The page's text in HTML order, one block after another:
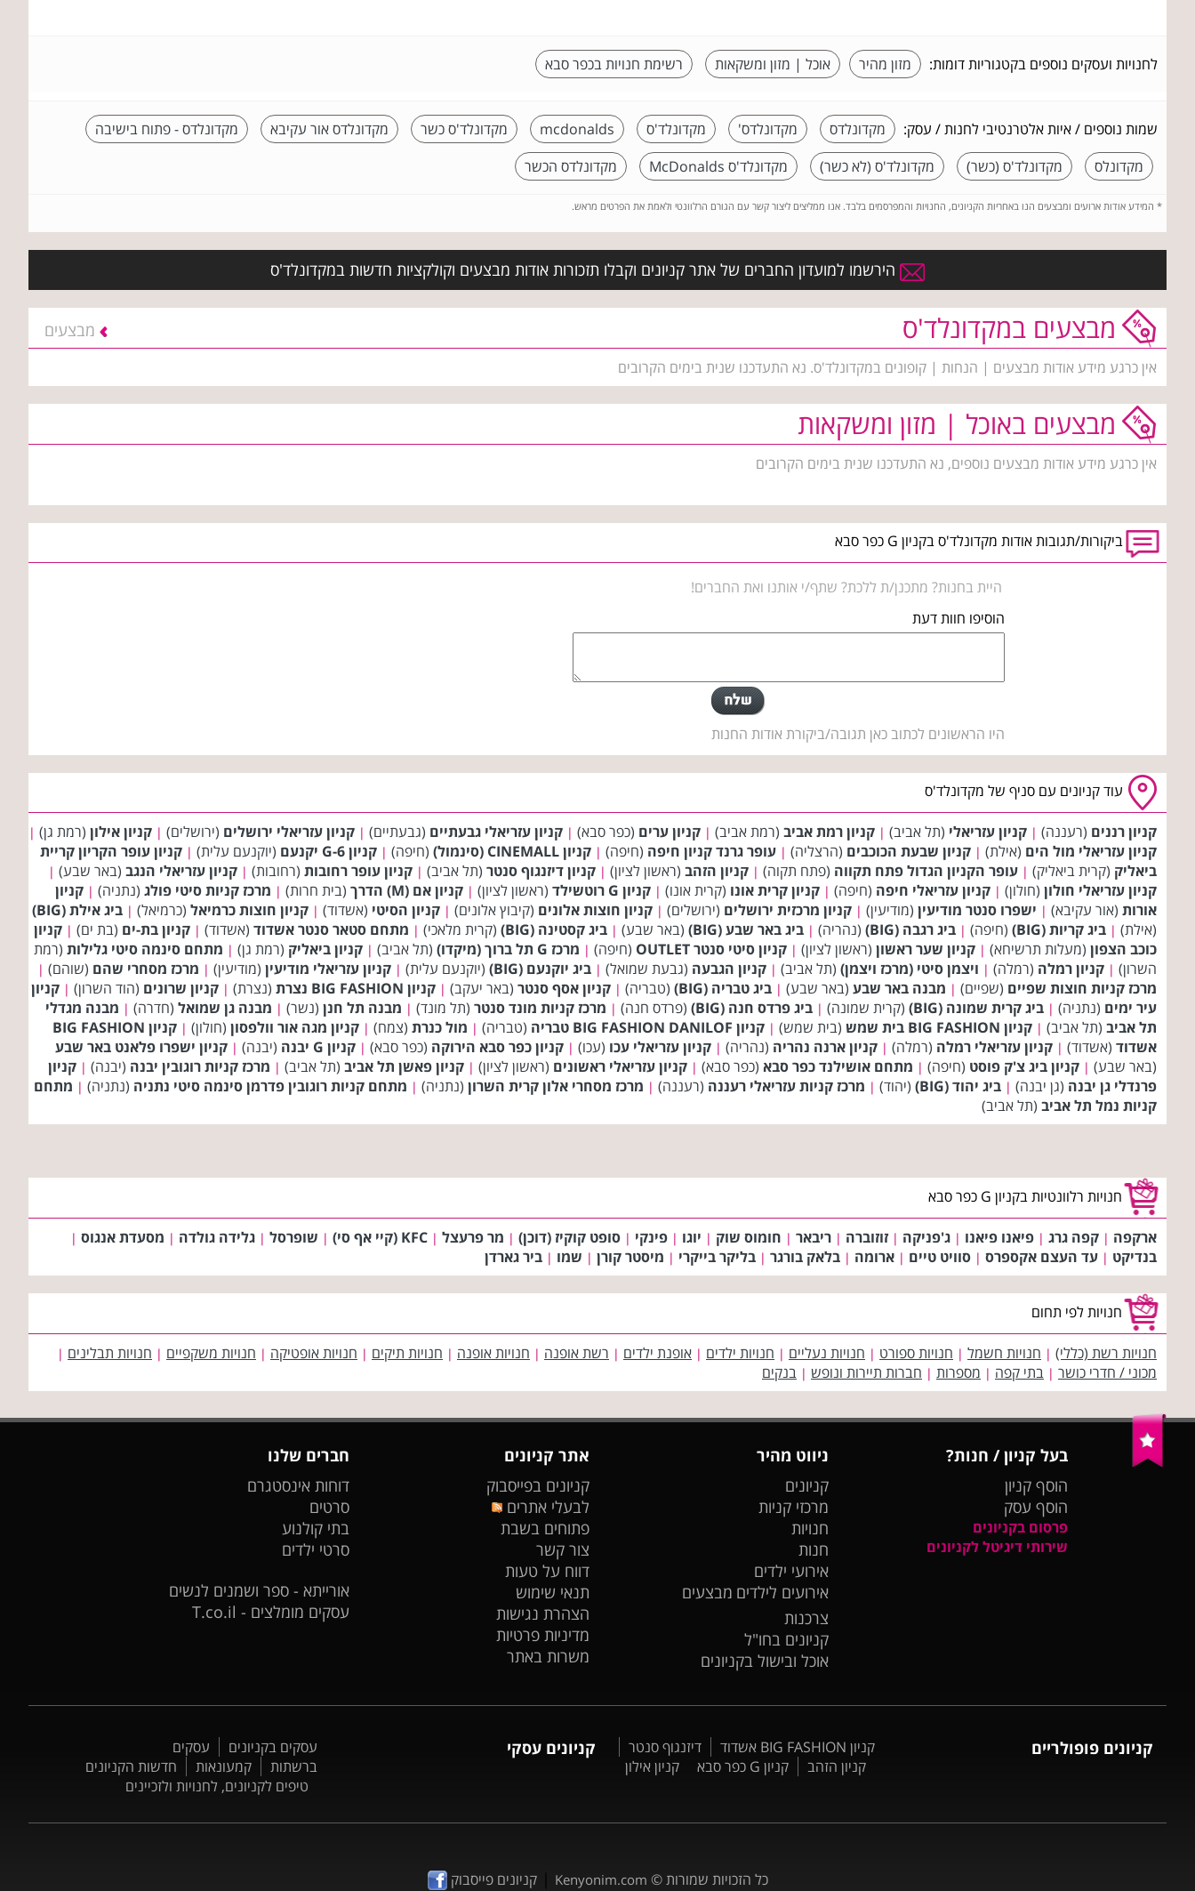
לחנויות ועסקים נוספים בקטגוריות דומות: מזון מהיר אוכל | מזון ומשקאות רשימת חנויות בכפר סבא
שמות נוספים / איות אלטרנטיבי לחנות / עסק: מקדונלדס מקדונלדס' מקדונלד'ס mcdonalds מקדונלד'ס כשר מקדונלדס אור עקיבא
מקדונלדס - פתוח בישיבה
מקדונלס
מקדונלד'ס (כשר) מקדונלד'ס (לא כשר) מקדונלד'ס McDonalds מקדונלדס הכשר
* המידע אודות ארועים ומבצעים הנו באחריות הקניונים, החנויות והמפרסמים בלבד. אנו ממליצים ליצור קשר עם הגורם הרלוונטי ולאמת את הפרטים מראש.
הירשמו למועדון החברים של אתר קניונים וקבלו תזכורות אודות מבצעים וקולקציות חדשות במקדונלד'ס
מבצעים במקדונלד'ס מבצעים
אין כרגע מידע אודות מבצעים | הנחות | קופונים במקדונלד'ס. נא התעדכנו שנית בימים הקרובים
מבצעים באוכל | מזון ומשקאות
אין כרגע מידע אודות מבצעים נוספים, נא התעדכנו שנית בימים הקרובים
ביקורות/תגובות אודות מקדונלד'ס בקניון G כפר סבא
היית בחנות? מתכנן/ת ללכת? שתף/י אותנו ואת החברים!
הוסיפו חוות דעת
היו הראשונים לכתוב כאן תגובה/ביקורת אודות החנות
עוד קניונים עם סניף של מקדונלד'ס
קניון רננים (רעננה) | קניון עזריאלי (תל אביב) | קניון רמת אביב (רמת אביב) | קניון ערים (כפר סבא) | קניון עזריאלי גבעתיים (גבעתיים) | קניון עזריאלי ירושלים (ירושלים) | קניון אילון (רמת גן) |
קניון עזריאלי מול הים (אילת) | קניון שבעת הכוכבים (הרצליה) | עופר גרנד קניון חיפה (חיפה) | קניון CINEMALL (סינמול) (חיפה) | קניון G-6 יקנעם (יוקנעם עלית) | קניון עופר הקריון קריית
ביאליק (קרית ביאליק) | עופר הקניון הגדול פתח תקווה (פתח תקוה) | קניון הזהב (ראשון לציון) | קניון דיזנגוף סנטר (תל אביב) | קניון עופר רחובות (רחובות) | קניון עזריאלי הנגב (באר שבע) |
קניון עזריאלי חולון (חולון) | קניון עזריאלי חיפה (חיפה) | קניון קרית אונו (קרית אונו) | קניון G רוטשילד (ראשון לציון) | קניון אם (M) הדרך (בית חרות) | מרכז קניות סיטי פולג (נתניה) | קניון
אורות (אור עקיבא) | ישפרו סנטר מודיעין (מודיעין) | קניון מרכזית ירושלים (ירושלים) | קניון חוצות אלונים (קיבוץ אלונים) | קניון הסיטי (אשדוד) | קניון חוצות כרמיאל (כרמיאל) | ביג אילת (BIG)
(אילת) | ביג קריות (BIG) (חיפה) | ביג רגבה (BIG) (נהריה) | ביג באר שבע (BIG) (באר שבע) | ביג קסטינה (BIG) (קרית מלאכי) | מתחם סטאר סנטר אשדוד (אשדוד) | קניון בת-ים (בת ים) | קניון
כוכב הצפון (מעלות תרשיחא) | קניון שער ראשון (ראשון לציון) | קניון סיטי סנטר OUTLET (חיפה) | מרכז G תל ברוך (מיקדו) (תל אביב) | קניון ביאליק (רמת גן) | מתחם סינמה סיטי גלילות (רמת
השרון) | קניון רמלה (רמלה) | ויצמן סיטי (מרכז ויצמן) (תל אביב) | קניון הגבעה (גבעת שמואל) | ביג יוקנעם (BIG) (יוקנעם עלית) | קניון עזריאלי מודיעין (מודיעין) | מרכז מסחרי שהם (שוהם) |
מרכז קניות חוצות שפיים (שפיים) | מבנה באר שבע (באר שבע) | ביג טבריה (BIG) (טבריה) | קניון אסף סנטר (באר יעקב) | קניון BIG FASHION נצרת (נצרת) | קניון שרונים (הוד השרון) | קניון
עיר ימים (נתניה) | ביג קרית שמונה (BIG) (קרית שמונה) | ביג פרדס חנה (BIG) (פרדס חנה) | מרכז קניות מונד סנטר (תל מונד) | מבנה תל חנן (נשר) | מבנה גן שמואל (חדרה) | מבנה מגדלי
תל אביב (תל אביב) | קניון BIG FASHION בית שמש (בית שמש) | קניון BIG FASHION DANILOF טבריה (טבריה) | מול כנרת (צמח) | קניון מגה אור וולפסון (חולון) |
קניון BIG FASHION
אשדוד (אשדוד) | קניון עזריאלי רמלה (רמלה) | קניון ארנה נהריה (נהריה) | קניון עזריאלי עכו (עכו) | קניון כפר סבא הירוקה (כפר סבא) | קניון G יבנה (יבנה) | קניון ישפרו פלאנט באר שבע
(באר שבע) | קניון ביג צ'ק פוסט (חיפה) | מתחם אושילנד כפר סבא (כפר סבא) | קניון עזריאלי ראשונים (ראשון לציון) | קניון פאשן תל אביב (תל אביב) | מרכז קניות רוגובין יבנה (יבנה) | קניון
פרנדלי גן יבנה (גן יבנה) | ביג יהוד (BIG) (יהוד) | מרכז קניות עזריאלי רעננה (רעננה) | מרכז מסחרי אלון קרית השרון (נתניה) | מתחם קניות רוגובין פדרמן סינמה סיטי נתניה (נתניה) | מתחם
קניות נמל תל אביב (תל אביב)
חנויות רלוונטיות בקניון G כפר סבא
ארקפה | קפה גרג | פיאנו פיאנו | ג'פניקה | זוזוברה | ריבאר | חומוס שוק | יוגו | פינקי | סופט קוקיז (דוכן) | מר פרעצל | KFC (קיי אף סי) | שופרסל | גלידה גולדה | מסעדת אנגוס |
בנדיקט | עד העצם אקספרס | סוויט טיים | ארומה | בלאק בורגר | בליקר בייקרי | מיסטר קורן | שמו | ביר גארדן
חנויות לפי תחום
חנויות רשת (כללי) | חנויות חשמל | חנויות ספורט | חנויות נעליים | חנויות ילדים | אופנת ילדים | רשת אופנה | חנויות אופנה | חנויות תיקים | חנויות אופטיקה | חנויות משקפיים | חנויות תבלינים |
מכוני / חדרי כושר | בתי קפה | מספרות | חברות תיירות ונופש | בנקים
בעל קניון / חנות?
הוסף קניון
הוסף עסק
פרסום בקניונים
שירותי דיגיטל לקניונים
ניווט מהיר
קניונים
מרכזי קניות
חנויות
חנות
אירועי ילדים
אירועים לילדים מבצעים
צרכנות
קניונים בחו"ל
אוכל ובישול בקניונים
אתר קניונים
קניונים בפייסבוק
לבעלי אתרים
פתוחים בשבת
צור קשר
דווח על טעות
תנאי שימוש
הצהרת נגישות
מדיניות פרטיות
משרות באתר
חברים שלנו
דוחות אינסטגרם
סרטים
בתי קולנוע
סרטי ילדים
אורייתא - ספר ושמנים לנשים
עסקים מומלצים - T.co.il
קניונים פופולריים קניון BIG FASHION אשדוד
דיזנגוף סנטר
קניון הזהב
קניון G כפר סבא קניון אילון
קניונים עסקי עסקים בקניונים
עסקים
ברשתות
קמעונאות
חדשות הקניונים
טיפים לקניונים, לחנויות ולזכיינים
כל הזכויות שמורות © Kenyonim.com
|קניונים פייסבוק